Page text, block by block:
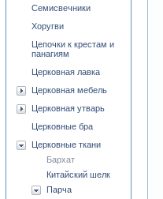
Семисвечники
Хоругви
Цепочки к крестам и
панагиям
Церковная лавка
Церковная мебель
Церковная утварь
Церковные бра
Церковные ткани
Бархат
Китайский шелк
Парча